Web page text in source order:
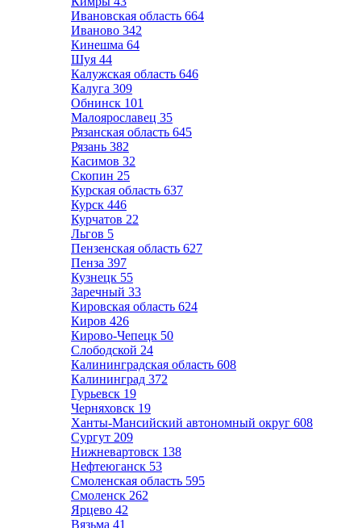
Ивановская область 664
Иваново 342
Кинешма 64
Шуя 44
Калужская область 646
Калуга 309
Обнинск 101
Малоярославец 35
Рязанская область 645
Рязань 382
Касимов 32
Скопин 25
Курская область 637
Курск 446
Курчатов 22
Льгов 5
Пензенская область 627
Пенза 397
Кузнецк 55
Заречный 33
Кировская область 624
Киров 426
Кирово-Чепецк 50
Слободской 24
Калининградская область 608
Калининград 372
Гурьевск 19
Черняховск 19
Ханты-Мансийский автономный округ 608
Сургут 209
Нижневартовск 138
Нефтеюганск 53
Смоленская область 595
Смоленск 262
Ярцево 42
Вязьма 41